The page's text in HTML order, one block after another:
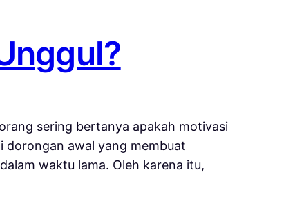
sering bertanya apakah motivasi
dorongan awal yang membuat
waktu lama. Oleh karena itu,